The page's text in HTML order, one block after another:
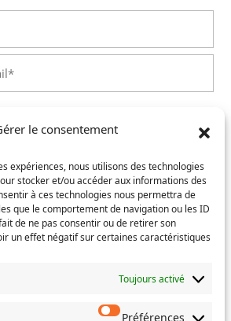
le consentement
expériences, nous utilisons des technologies
stocker et/ou accéder aux informations des
à ces technologies nous permettra de
que le comportement de navigation ou les ID
de ne pas consentir ou de retirer son
un effet négatif sur certaines caractéristiques
Toujours activé
Préférences
(Nécessaire)
des actes de naissance et/ou
l'Etat-Civil comme service